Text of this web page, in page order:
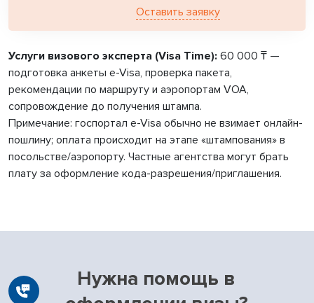
Оставить заявку
Услуги визового эксперта (Visa Time): 60 000 ₸ —
подготовка анкеты e-Visa, проверка пакета,
рекомендации по маршруту и аэропортам VOA,
сопровождение до получения штампа.
Примечание: госпортал e-Visa обычно не взимает онлайн-
пошлину; оплата происходит на этапе «штампования» в
посольстве/аэропорту. Частные агентства могут брать
плату за оформление кода-разрешения/приглашения.
Нужна помощь в